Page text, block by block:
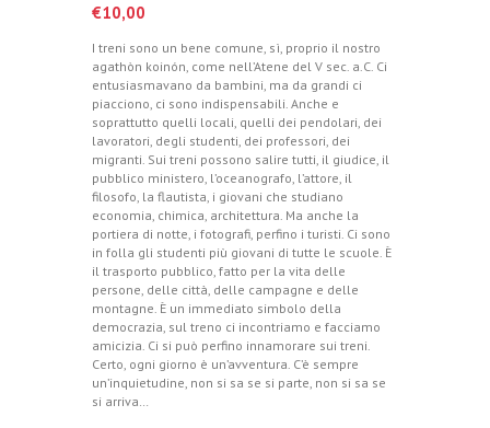
€10,00
I treni sono un bene comune, sì, proprio il nostro
agathòn koinón, come nell’Atene del V sec. a.C. Ci
entusiasmavano da bambini, ma da grandi ci
piacciono, ci sono indispensabili. Anche e
soprattutto quelli locali, quelli dei pendolari, dei
lavoratori, degli studenti, dei professori, dei
migranti. Sui treni possono salire tutti, il giudice, il
pubblico ministero, l’oceanografo, l’attore, il
filosofo, la flautista, i giovani che studiano
economia, chimica, architettura. Ma anche la
portiera di notte, i fotografi, perfino i turisti. Ci sono
in folla gli studenti più giovani di tutte le scuole. È
il trasporto pubblico, fatto per la vita delle
persone, delle città, delle campagne e delle
montagne. È un immediato simbolo della
democrazia, sul treno ci incontriamo e facciamo
amicizia. Ci si può perfino innamorare sui treni.
Certo, ogni giorno è un’avventura. C’è sempre
un’inquietudine, non si sa se si parte, non si sa se
si arriva…